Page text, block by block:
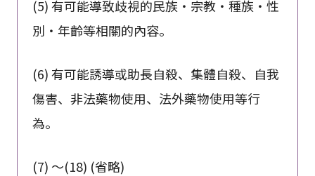
(5) 有可能導致歧視的民族・宗教・種族・性
別・年齡等相關的內容。
(6) 有可能誘導或助長自殺、集體自殺、自我
傷害、非法藥物使用、法外藥物使用等行
為。
(7) ～(18) (省略)